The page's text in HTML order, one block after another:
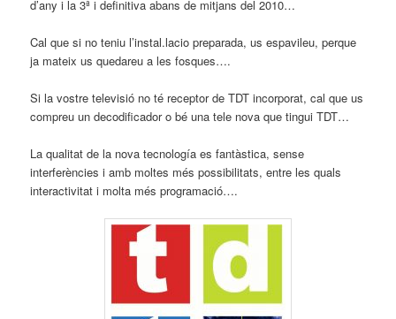
d’any i la 3ª i definitiva abans de mitjans del 2010…
Cal que si no teniu l’instal.lacio preparada, us espavileu, perque
ja mateix us quedareu a les fosques….
Si la vostre televisió no té receptor de TDT incorporat, cal que us
compreu un decodificador o bé una tele nova que tingui TDT…
La qualitat de la nova tecnología es fantàstica, sense
interferències i amb moltes més possibilitats, entre les quals
interactivitat i molta més programació….